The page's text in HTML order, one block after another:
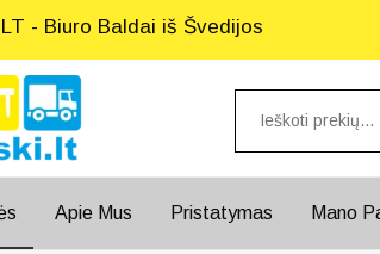
- Biuro Baldai iš Švedijos
Apie Mus Pristatymas Mano